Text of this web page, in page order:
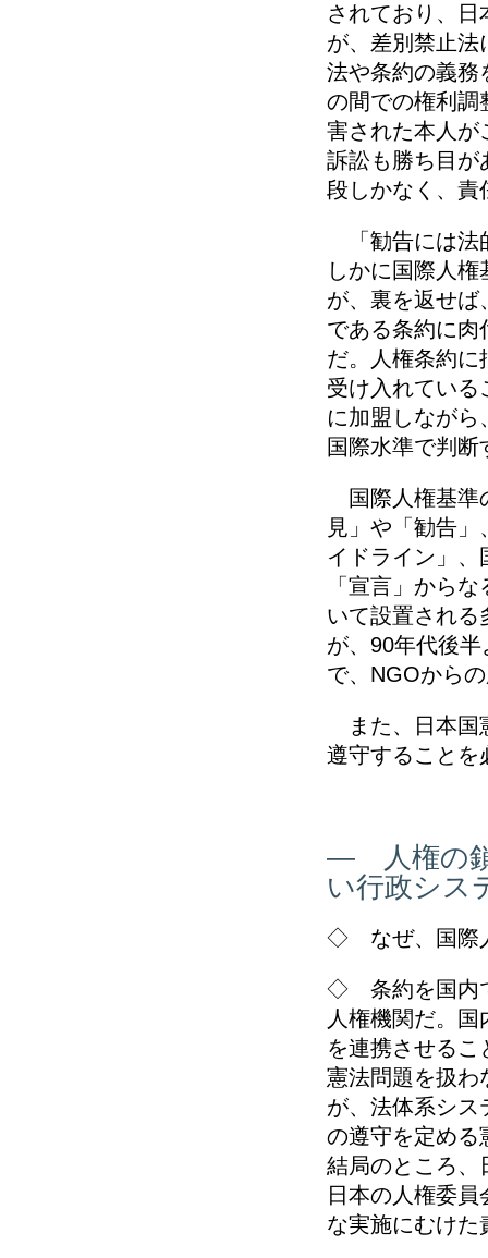
されており、
が、差別禁止法
法や条約の義務
の間での権利調
害された本人が
訴訟も勝ち目が
段しかなく、責
「勧告には法
しかに国際人
が、裏を返せば
である条約に肉
だ。人権条約に
受け入れている
に加盟しなが
国際水準で判
国際人権基準
見」や「勧告
イドライン」
「宣言」から
いて設置される
が、90年代後
で、NGOから
また、日本国
遵守することを
― 人権の鎖
い行政シス
◇ なぜ、国際
◇ 条約を国内
人権機関だ。
を連携させる
憲法問題を扱わ
が、法体系シス
の遵守を定める
結局のところ、
日本の人権委
な実施にむけた